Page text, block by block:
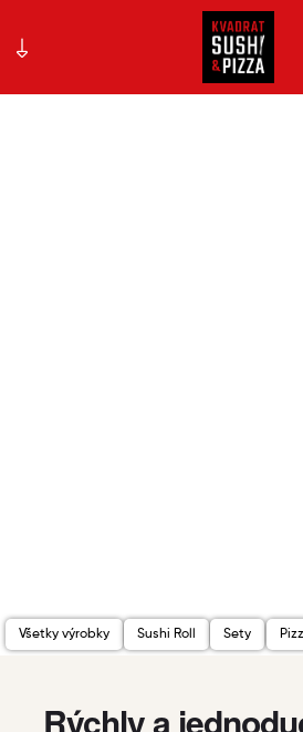
Všetky výrobky Sushi Roll Sety
Rýchly a